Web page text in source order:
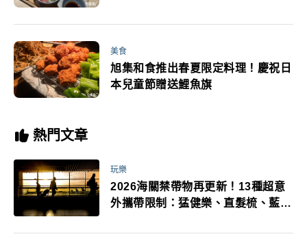
美食
旭集和食推出春夏限定料理！慶祝日
本兒童節贈送鯉魚旗
熱門文章
玩樂
2026海關禁帶物再更新！13種超意
外攜帶限制：猛健樂、直髮梳、藍牙
萬！注意事項一次看！